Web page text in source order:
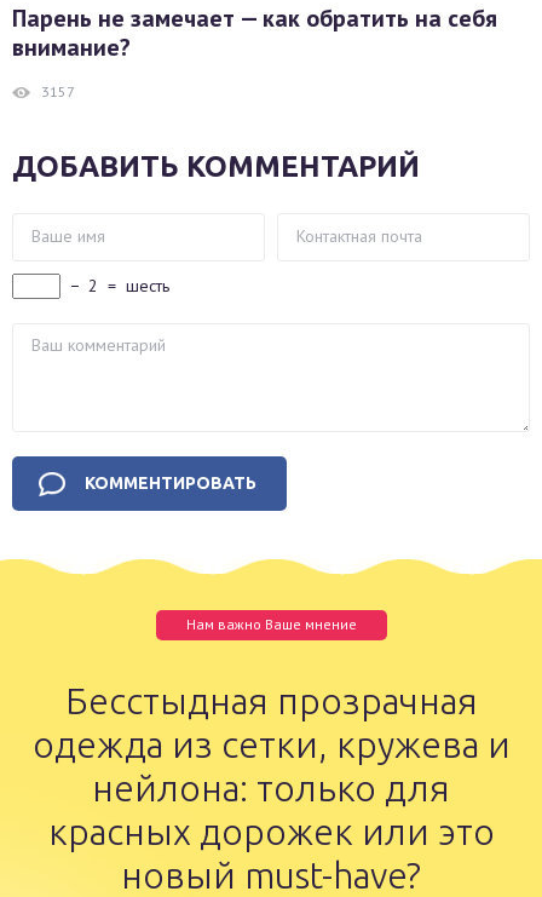
Парень не замечает — как обратить на себя
внимание?
3157
ДОБАВИТЬ КОММЕНТАРИЙ
− 2 = шесть
Нам важно Ваше мнение
Бесстыдная прозрачная
одежда из сетки, кружева и
нейлона: только для
красных дорожек или это
новый must-have?